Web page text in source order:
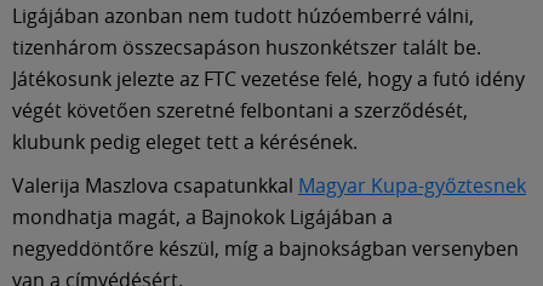
Ligájában azonban nem tudott húzóemberré válni,
tizenhárom összecsapáson huszonkétszer talált be.
Játékosunk jelezte az FTC vezetése felé, hogy a futó idény
végét követően szeretné felbontani a szerződését,
klubunk pedig eleget tett a kérésének.
Valerija Maszlova csapatunkkal Magyar Kupa-győztesnek
mondhatja magát, a Bajnokok Ligájában a
negyeddöntőre készül, míg a bajnokságban versenyben
van a címvédésért.
Múzeum
English